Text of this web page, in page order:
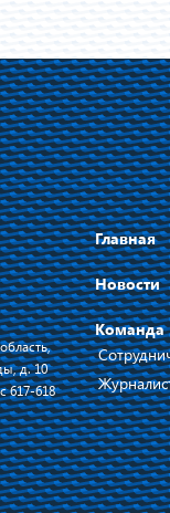
д. 10
617-618
Главная
Новости
Команда